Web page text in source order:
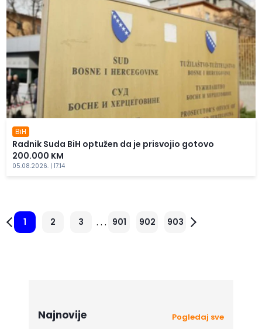
BiH
Radnik Suda BiH optužen da je prisvojio gotovo
200.000 KM
05.08.2026. | 17:14
1 2 3 . . . 901 902 903
Najnovije Pogledaj sve